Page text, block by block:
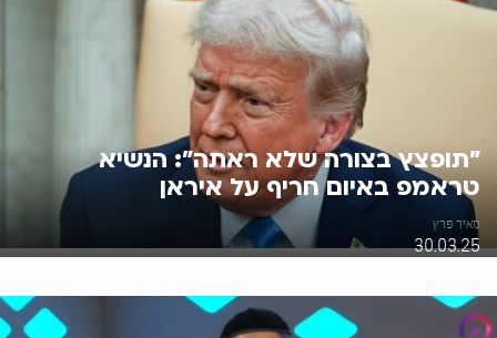
"תופצץ בצורה שלא ראתה": הנשיא
טראמפ באיום חריף על איראן
מאיר פרץ
30.03.25